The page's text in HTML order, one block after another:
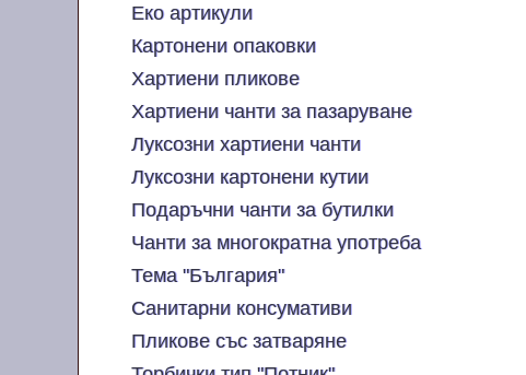
Еко артикули
Картонени опаковки
Хартиени пликове
Хартиени чанти за пазаруване
Луксозни хартиени чанти
Луксозни картонени кутии
Подаръчни чанти за бутилки
Чанти за многократна употреба
Тема "България"
Санитарни консумативи
Пликове със затваряне